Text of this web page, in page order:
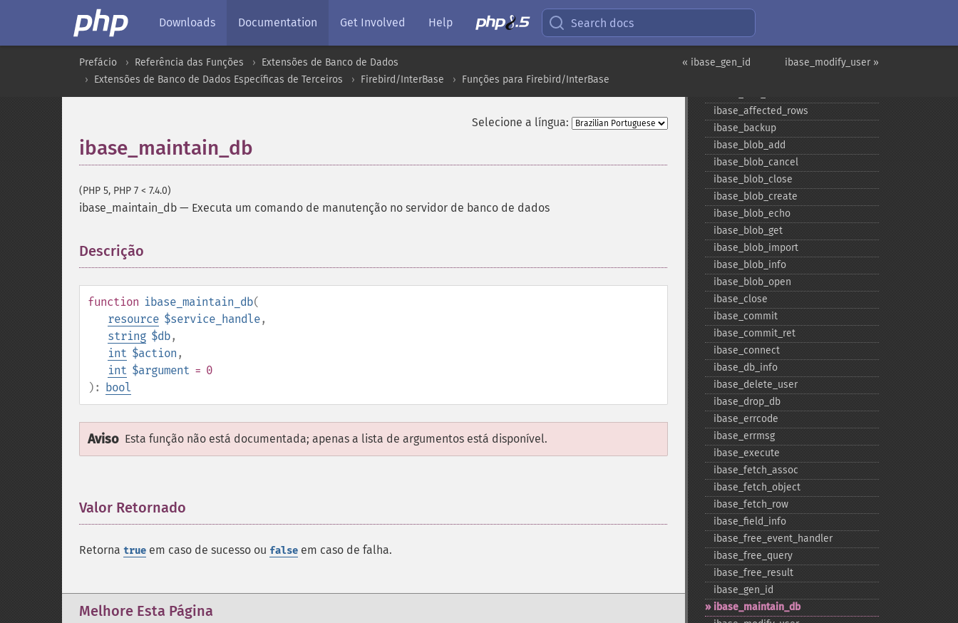
Downloads Documentation Get Involved Help Search docs
ibase_modify_user »
« ibase_gen_id
Prefácio Referência das Funções
Extensões de Banco de Dados
Extensões de Banco de Dados Específicas de Terceiros
Firebird/InterBase Funções para Firebird/InterBase
Selecione a língua:
ibase_maintain_db
(PHP 5, PHP 7 < 7.4.0)
ibase_maintain_db — Executa um comando de manutenção no servidor de banco de dados
Descrição
function ibase_maintain_db(
resource $service_handle,
string $db,
int $action ,
int $argument = 0
): bool
Aviso Esta função não está documentada; apenas a lista de argumentos está disponível.
Valor Retornado
Retorna true em caso de sucesso ou false em caso de falha.
Melhore Esta Página
fbird_​service_​attach
fbird_​trans
ibase_​affected_​rows
ibase_​backup
ibase_​blob_​add
ibase_​blob_​cancel
ibase_​blob_​close
ibase_​blob_​create
ibase_​blob_​echo
ibase_​blob_​get
ibase_​blob_​import
ibase_​blob_​info
ibase_​blob_​open
ibase_​close
ibase_​commit
ibase_​commit_​ret
ibase_​connect
ibase_​db_​info
ibase_​delete_​user
ibase_​drop_​db
ibase_​errcode
ibase_​errmsg
ibase_​execute
ibase_​fetch_​assoc
ibase_​fetch_​object
ibase_​fetch_​row
ibase_​field_​info
ibase_​free_​event_​handler
ibase_​free_​query
ibase_​free_​result
ibase_​gen_​id
ibase_​maintain_​db